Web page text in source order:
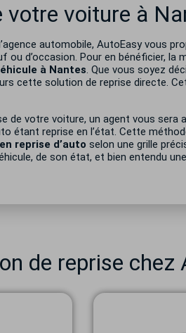
voiture à
automobile, AutoEasy vous
ou d’occasion. Pour en bénéficier,
à Nantes. Que vous soyez
cette solution de reprise directe.
de votre voiture, un agent vous
étant reprise en l’état. Cette
reprise d’auto selon une grille
de son état, et bien entendu
de reprise chez